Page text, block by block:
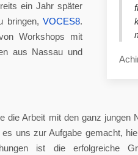
ein Jahr später
bringen, VOCES8.
Workshops mit
aus Nassau und
die Arbeit mit den ganz jungen
es uns zur Aufgabe gemacht,
ist die erfolgreiche